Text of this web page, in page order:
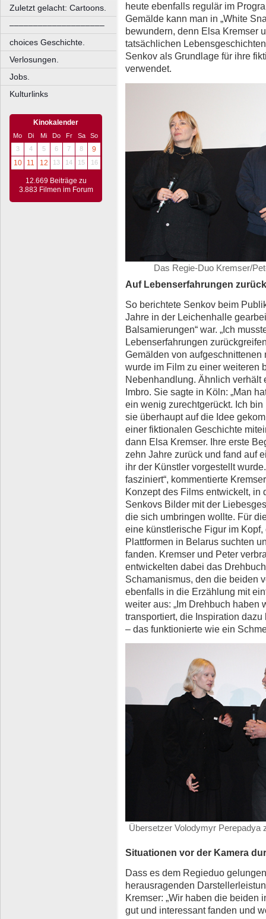
Zuletzt gelacht: Cartoons.
––––––––––––––––––––
choices Geschichte.
Verlosungen.
Jobs.
Kulturlinks
Kinokalender
Mo Di Mi Do Fr Sa
So
3
4 5 6 7 8
9
10
11 12 13 14 15 16
12.669 Beiträge zu
3.883 Filmen im Forum
heute ebenfalls regulär im
Gemälde kann man in „White
bewundern, denn Elsa Kremser
tatsächlichen
Senkov als Grundlage für ihre
verwendet.
Das Regie-Duo Kremser/
Auf Lebenserfahrungen
So berichtete Senkov beim
Jahre in der Leichenhalle
Balsamierungen“ war. „Ich
Lebenserfahrungen
Gemälden von
wurde im Film zu einer weiteren
Nebenhandlung. Ähnlich verhält
Imbro. Sie sagte in Köln: „Man
ein wenig zurechtgerückt. Ich
sie überhaupt auf die Idee
einer fiktionalen Geschichte
dann Elsa Kremser. Ihre erste
zehn Jahre zurück und fand auf
ihr der Künstler vorgestellt
fasziniert“, kommentierte
Konzept des Films entwickelt, in
Senkovs Bilder mit der
die sich umbringen wollte. Für
eine künstlerische Figur im
Plattformen in Belarus suchten
fanden. Kremser und Peter
entwickelten dabei das
Schamanismus, den die beiden
ebenfalls in die Erzählung mit
weiter aus: „Im Drehbuch haben
transportiert, die Inspiration
– das funktionierte wie ein
Übersetzer Volodymyr Perepadya
Situationen vor der Kamera
Dass es dem Regieduo
herausragenden
Kremser: „Wir haben die beiden
gut und interessant fanden und